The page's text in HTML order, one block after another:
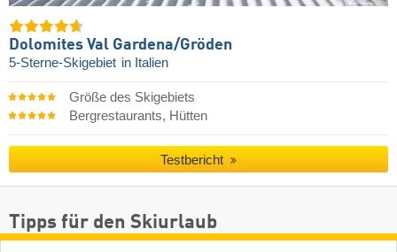
Dolomites Val Gardena/​Gröden
5-Sterne-Skigebiet in Italien
Größe des Skigebiets
Bergrestaurants, Hütten
Testbericht
Tipps für den Skiurlaub